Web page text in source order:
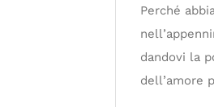
Perché
dandovi la
dell’amore